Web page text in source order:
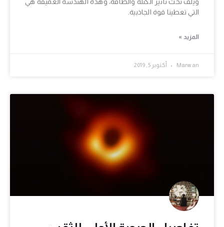
التي تعطينا قوة الجاذبية.
المزيد »
Marwan أكتوبر 5, 2019